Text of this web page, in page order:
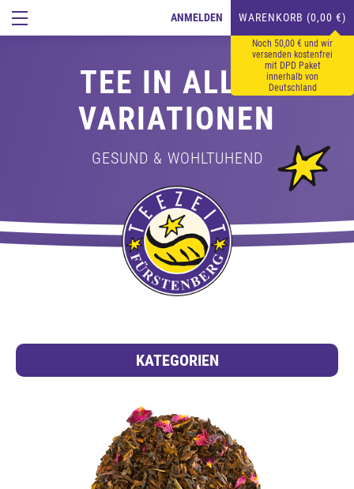
ANMELDEN WARENKORB (0,00 €)
Noch 50,00 € und wir
versenden kostenfrei
mit DPD Paket
innerhalb von
Deutschland
TEE IN ALLEN
VARIATIONEN
GESUND & WOHLTUHEND
KATEGORIEN